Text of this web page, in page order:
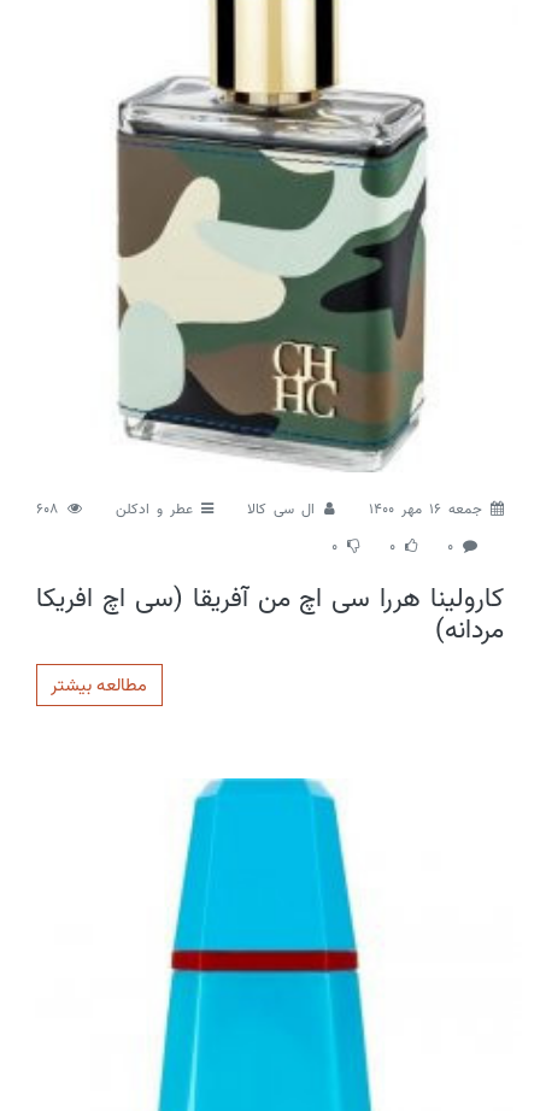
جمعه 16 مهر 1400 ال سی کالا عطر و ادکلن
608
0
0
0
کارولینا هررا سی اچ من آفریقا (سی اچ افریکا
مردانه)
مطالعه بیشتر